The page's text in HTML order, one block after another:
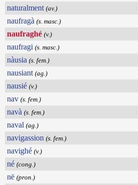
naturalment (av.)
naufragà (s. masc.)
naufraghé (v.)
naufragi (s. masc.)
nàusia (s. fem.)
nausiant (ag.)
nausié (v.)
nav (s. fem.)
navà (s. fem.)
naval (ag.)
navigassion (s. fem.)
navighé (v.)
né (cong.)
në (pron.)